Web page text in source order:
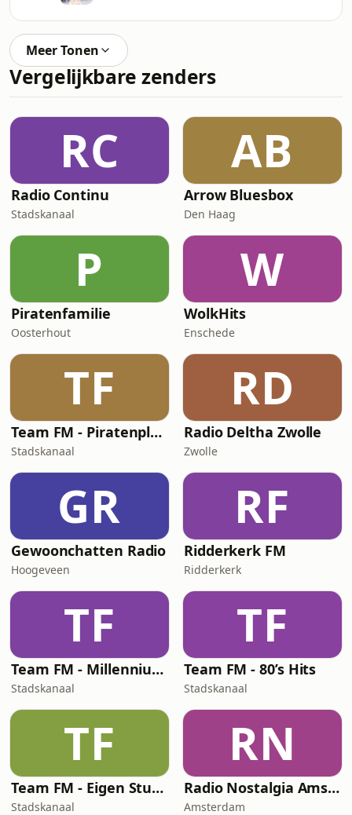
Meer Tonen
Vergelijkbare zenders
RC
Radio Continu
Stadskanaal
AB
Arrow Bluesbox
Den Haag
P
Piratenfamilie
Oosterhout
W
WolkHits
Enschede
TF
Team FM - Piratenplaten
Stadskanaal
RD
Radio Deltha Zwolle
Zwolle
GR
Gewoonchatten Radio
Hoogeveen
RF
Ridderkerk FM
Ridderkerk
TF
Team FM - Millennium Hits
Stadskanaal
TF
Team FM - 80’s Hits
Stadskanaal
TF
Team FM - Eigen Studio Radio
Stadskanaal
RN
Radio Nostalgia Amsterdam
Amsterdam